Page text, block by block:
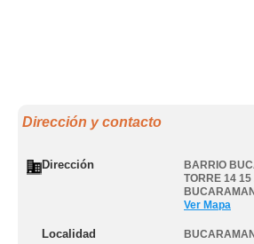
Dirección y contacto
Dirección
BARRIO
TORRE 14
Ver Mapa
Localidad